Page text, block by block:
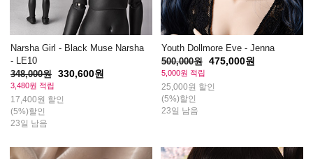
Narsha Girl - Black Muse Narsha
- LE10
348,000원 330,600원
3,480원 적립
17,400원 할인
(5%)할인
23일 남음
Youth Dollmore Eve - Jenna
500,000원 475,000원
5,000원 적립
25,000원 할인
(5%)할인
23일 남음